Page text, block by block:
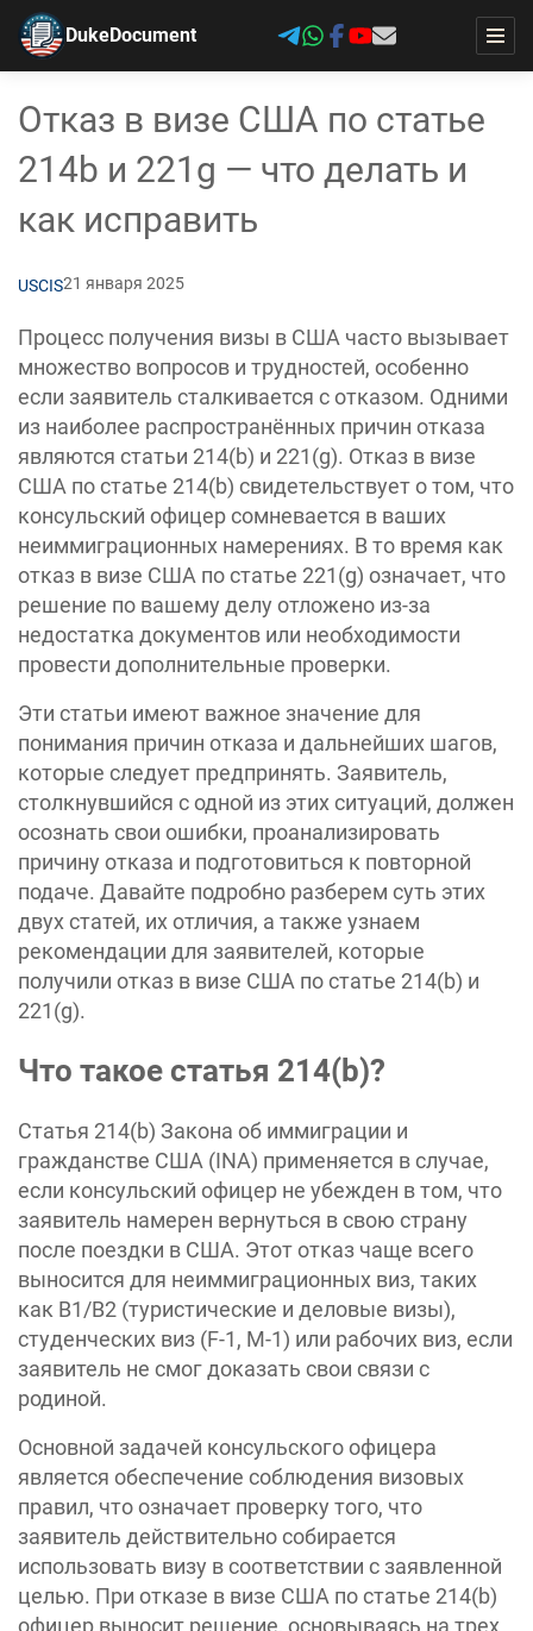
DukeDocument
Отказ в визе США по статье
214b и 221g — что делать и
как исправить
USCIS21 января 2025
Процесс получения визы в США часто вызывает
множество вопросов и трудностей, особенно
если заявитель сталкивается с отказом. Одними
из наиболее распространённых причин отказа
являются статьи 214(b) и 221(g). Отказ в визе
США по статье 214(b) свидетельствует о том, что
консульский офицер сомневается в ваших
неиммиграционных намерениях. В то время как
отказ в визе США по статье 221(g) означает, что
решение по вашему делу отложено из-за
недостатка документов или необходимости
провести дополнительные проверки.
Эти статьи имеют важное значение для
понимания причин отказа и дальнейших шагов,
которые следует предпринять. Заявитель,
столкнувшийся с одной из этих ситуаций, должен
осознать свои ошибки, проанализировать
причину отказа и подготовиться к повторной
подаче. Давайте подробно разберем суть этих
двух статей, их отличия, а также узнаем
рекомендации для заявителей, которые
получили отказ в визе США по статье 214(b) и
221(g).
Что такое статья 214(b)?
Статья 214(b) Закона об иммиграции и
гражданстве США (INA) применяется в случае,
если консульский офицер не убежден в том, что
заявитель намерен вернуться в свою страну
после поездки в США. Этот отказ чаще всего
выносится для неиммиграционных виз, таких
как B1/B2 (туристические и деловые визы),
студенческих виз (F-1, M-1) или рабочих виз, если
заявитель не смог доказать свои связи с
родиной.
Основной задачей консульского офицера
является обеспечение соблюдения визовых
правил, что означает проверку того, что
заявитель действительно собирается
использовать визу в соответствии с заявленной
целью. При отказе в визе США по статье 214(b)
офицер выносит решение, основываясь на трех